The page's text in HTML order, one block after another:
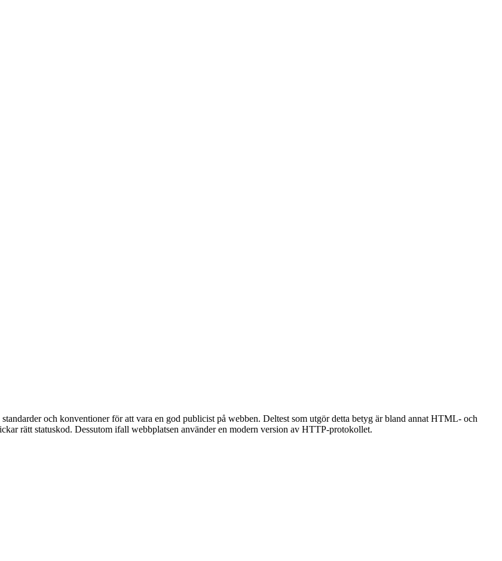
och konventioner för att vara en god publicist på webben. Deltest som utgör detta betyg är bland annat HTML- och
rätt statuskod. Dessutom ifall webbplatsen använder en modern version av HTTP-protokollet.